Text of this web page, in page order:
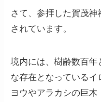
さて、参拝した賀茂
されています。
境内には、樹齢数百
な存在となっているイ
ヨウやアラカシの巨木